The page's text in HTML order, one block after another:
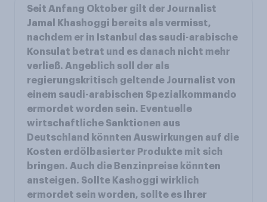
Seit Anfang Oktober gilt der Journalist
Jamal Khashoggi bereits als vermisst,
nachdem er in Istanbul das saudi-arabische
Konsulat betrat und es danach nicht mehr
verließ. Angeblich soll der als
regierungskritisch geltende Journalist von
einem saudi-arabischen Spezialkommando
ermordet worden sein. Eventuelle
wirtschaftliche Sanktionen aus
Deutschland könnten Auswirkungen auf die
Kosten erdölbasierter Produkte mit sich
bringen. Auch die Benzinpreise könnten
ansteigen. Sollte Kashoggi wirklich
ermordet sein worden, sollte es Ihrer